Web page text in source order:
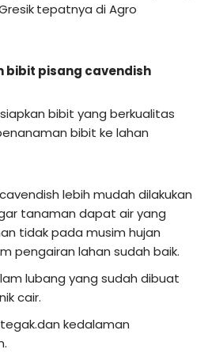
tepatnya di Agro
bibit pisang cavendish
bibit yang berkualitas
bibit ke lahan
lebih mudah dilakukan
tanaman dapat air yang
tidak pada musim hujan
pengairan lahan sudah baik.
lubang yang sudah dibuat
cair.
kedalaman